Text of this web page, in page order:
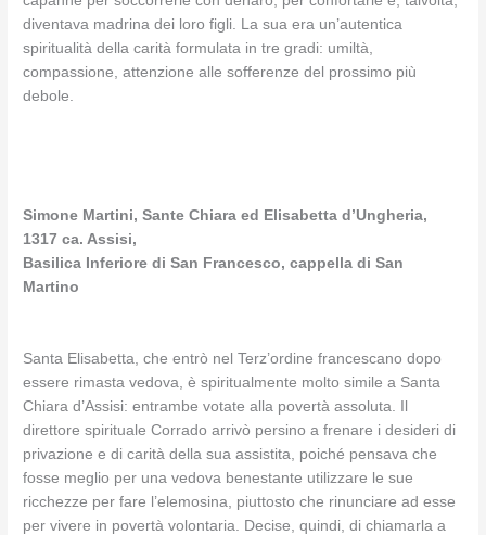
diventava madrina dei loro figli. La sua era un’autentica
spiritualità della carità formulata in tre gradi: umiltà,
compassione, attenzione alle sofferenze del prossimo più
debole.
Simone Martini, Sante Chiara ed Elisabetta d’Ungheria,
1317 ca. Assisi,
Basilica Inferiore di San Francesco, cappella di San
Martino
Santa Elisabetta, che entrò nel Terz’ordine francescano dopo
essere rimasta vedova, è spiritualmente molto simile a Santa
Chiara d’Assisi: entrambe votate alla povertà assoluta. Il
direttore spirituale Corrado arrivò persino a frenare i desideri di
privazione e di carità della sua assistita, poiché pensava che
fosse meglio per una vedova benestante utilizzare le sue
ricchezze per fare l’elemosina, piuttosto che rinunciare ad esse
per vivere in povertà volontaria. Decise, quindi, di chiamarla a